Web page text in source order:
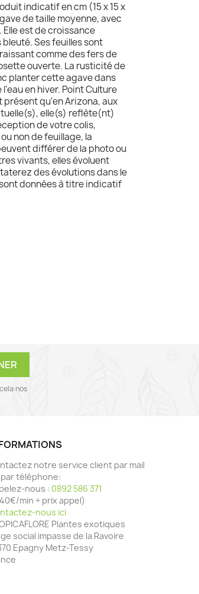
indicatif en cm (15 x 15 x
de taille moyenne, avec
est de croissance
Ses feuilles sont
comme des fers de
ouverte. La rusticité de
planter cette agave dans
en hiver. Point Culture
présent qu'en Arizona, aux
elle(s) reflète(nt)
de votre colis,
non de feuillage, la
différer de la photo ou
vivants, elles évoluent
des évolutions dans le
données à titre indicatif
nos
notre service client par mail
téléphone:
nous : 0892 586 371
min + prix appel)
nous ici
Plantes exotiques
social impasse de la Ravoire
Epagny Metz-Tessy